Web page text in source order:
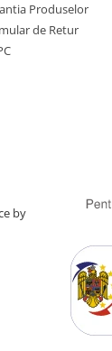
Produselor
de Retur
by